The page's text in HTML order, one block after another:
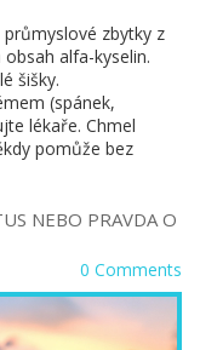
zbytky z
alfa-kyselin.
šišky.
(spánek,
lékaře. Chmel
pomůže bez
NEBO PRAVDA O
0 Comments